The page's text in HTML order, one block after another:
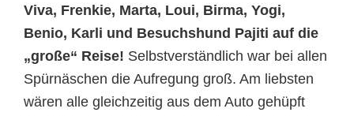
Viva, Frenkie, Marta, Loui, Birma, Yogi,
Benio, Karli und Besuchshund Pajiti auf die
„große“ Reise! Selbstverständlich war bei allen
Spürnäschen die Aufregung groß. Am liebsten
wären alle gleichzeitig aus dem Auto gehüpft